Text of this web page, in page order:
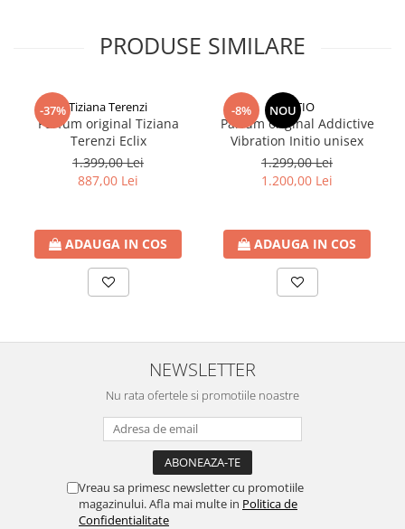
PRODUSE SIMILARE
-37%Tiziana Terenzi
Parfum original Tiziana
Terenzi Eclix
1.399,00 Lei
887,00 Lei
ADAUGA IN COS
-8% NOU
INITIO
Parfum original Addictive
Vibration Initio unisex
1.299,00 Lei
1.200,00 Lei
ADAUGA IN COS
NEWSLETTER
Nu rata ofertele si promotiile noastre
Vreau sa primesc newsletter cu promotiile
magazinului. Afla mai multe in Politica de
Confidentialitate